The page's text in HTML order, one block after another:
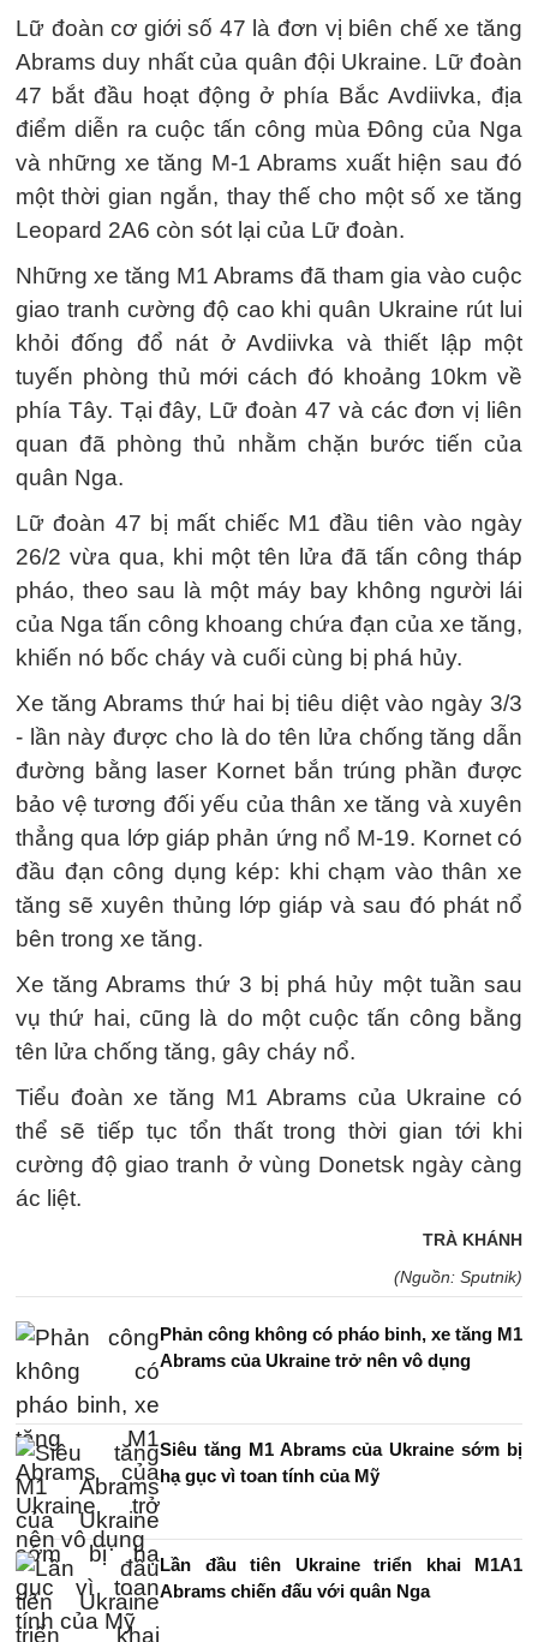
Lữ đoàn cơ giới số 47 là đơn vị biên chế xe tăng
Abrams duy nhất của quân đội Ukraine. Lữ đoàn
47 bắt đầu hoạt động ở phía Bắc Avdiivka, địa
điểm diễn ra cuộc tấn công mùa Đông của Nga
và những xe tăng M-1 Abrams xuất hiện sau đó
một thời gian ngắn, thay thế cho một số xe tăng
Leopard 2A6 còn sót lại của Lữ đoàn.
Những xe tăng M1 Abrams đã tham gia vào cuộc
giao tranh cường độ cao khi quân Ukraine rút lui
khỏi đống đổ nát ở Avdiivka và thiết lập một
tuyến phòng thủ mới cách đó khoảng 10km về
phía Tây. Tại đây, Lữ đoàn 47 và các đơn vị liên
quan đã phòng thủ nhằm chặn bước tiến của
quân Nga.
Lữ đoàn 47 bị mất chiếc M1 đầu tiên vào ngày
26/2 vừa qua, khi một tên lửa đã tấn công tháp
pháo, theo sau là một máy bay không người lái
của Nga tấn công khoang chứa đạn của xe tăng,
khiến nó bốc cháy và cuối cùng bị phá hủy.
Xe tăng Abrams thứ hai bị tiêu diệt vào ngày 3/3
- lần này được cho là do tên lửa chống tăng dẫn
đường bằng laser Kornet bắn trúng phần được
bảo vệ tương đối yếu của thân xe tăng và xuyên
thẳng qua lớp giáp phản ứng nổ M-19. Kornet có
đầu đạn công dụng kép: khi chạm vào thân xe
tăng sẽ xuyên thủng lớp giáp và sau đó phát nổ
bên trong xe tăng.
Xe tăng Abrams thứ 3 bị phá hủy một tuần sau
vụ thứ hai, cũng là do một cuộc tấn công bằng
tên lửa chống tăng, gây cháy nổ.
Tiểu đoàn xe tăng M1 Abrams của Ukraine có
thể sẽ tiếp tục tổn thất trong thời gian tới khi
cường độ giao tranh ở vùng Donetsk ngày càng
ác liệt.
TRÀ KHÁNH
(Nguồn: Sputnik)
Phản công không có pháo binh, xe tăng M1
Abrams của Ukraine trở nên vô dụng
Siêu tăng M1 Abrams của Ukraine sớm bị
hạ gục vì toan tính của Mỹ
Lần đầu tiên Ukraine triển khai M1A1
Abrams chiến đấu với quân Nga